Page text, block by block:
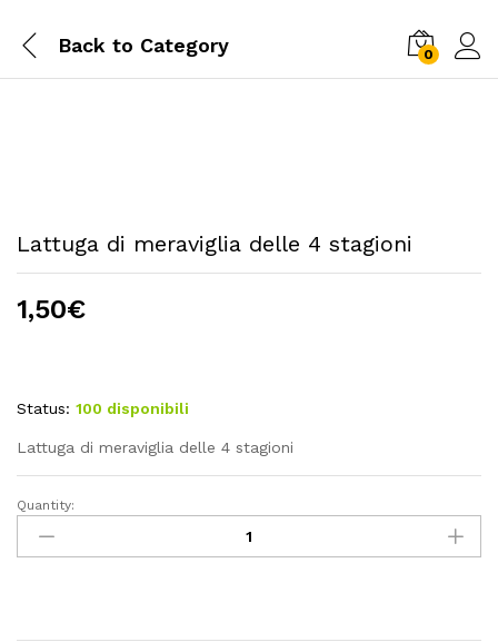
Back to Category 0
Lattuga di meraviglia delle 4 stagioni
1,50€
Status: 100 disponibili
Lattuga di meraviglia delle 4 stagioni
Lattuga
meraviglia
Quantity: